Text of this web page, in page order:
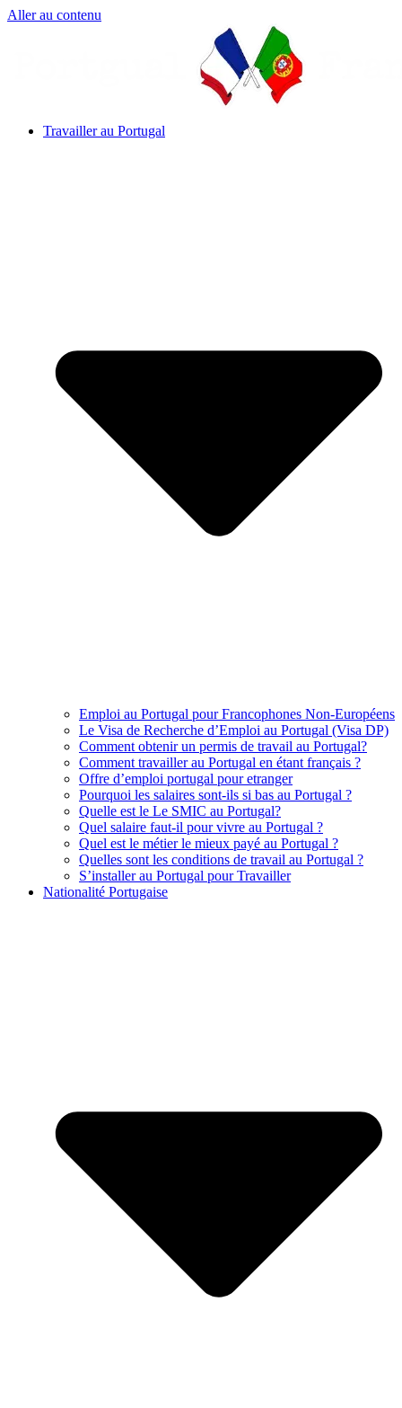
Aller au contenu
Travailler au Portugal
Emploi au Portugal pour Francophones Non-Européens
Le Visa de Recherche d’Emploi au Portugal (Visa DP)
Comment obtenir un permis de travail au Portugal?
Comment travailler au Portugal en étant français ?
Offre d’emploi portugal pour etranger
Pourquoi les salaires sont-ils si bas au Portugal ?
Quelle est le Le SMIC au Portugal?
Quel salaire faut-il pour vivre au Portugal ?
Quel est le métier le mieux payé au Portugal ?
Quelles sont les conditions de travail au Portugal ?
S’installer au Portugal pour Travailler
Nationalité Portugaise